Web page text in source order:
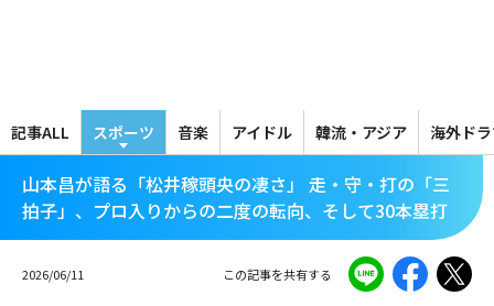
テ
ン
動
記事ALL スポーツ 音楽 アイドル 韓流・アジア 海外ド
山本昌が語る「松井稼頭央の凄さ」 走・守・打の「三
拍子」、プロ入りからの二度の転向、そして30本塁打
2026/06/11 この記事を共有する